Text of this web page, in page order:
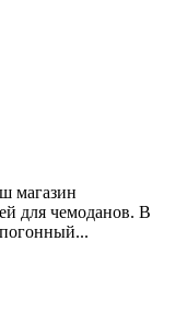
магазин
для чемоданов. В